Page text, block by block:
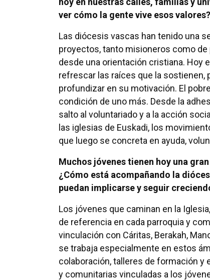
ver cómo la gente vive esos valores?
Las diócesis vascas han tenido una
proyectos, tanto misioneros como
desde una orientación cristiana. Hoy
refrescar las raíces que la sostienen,
profundizar en su motivación. El
condición de uno más. Desde la
salto al voluntariado y a la acción
las iglesias de Euskadi, los
que luego se concreta en ayuda,
Muchos jóvenes tienen hoy una
¿Cómo está acompañando la
puedan implicarse y seguir
Los jóvenes que caminan en la
de referencia en cada parroquia y
vinculación con Cáritas, Berakah,
se trabaja especialmente en estos
colaboración, talleres de formación
y comunitarias vinculadas a los